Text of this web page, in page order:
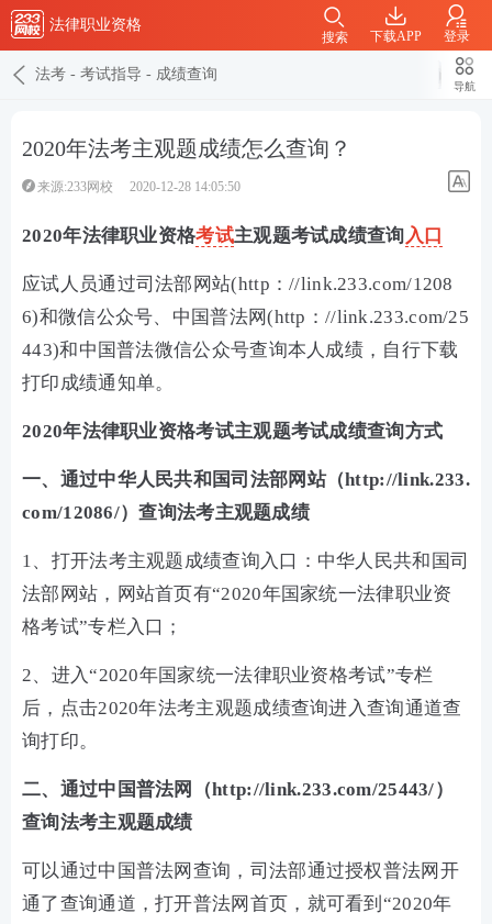
法律职业资格
下载APP 登录
搜索
法考 - 考试指导 - 成绩查询
导航
2020年法考主观题成绩怎么查询？
来源:233网校 2020-12-28 14:05:50
2020年法律职业资格考试主观题考试成绩查询入口
应试人员通过司法部网站(http：//link.233.com/1208
6)和微信公众号、中国普法网(http：//link.233.com/25
443)和中国普法微信公众号查询本人成绩，自行下载
打印成绩通知单。
2020年法律职业资格考试主观题考试成绩查询方式
一、通过中华人民共和国司法部网站（http://link.233.
com/12086/）查询法考主观题成绩
1、打开法考主观题成绩查询入口：中华人民共和国司
法部网站，网站首页有“2020年国家统一法律职业资
格考试”专栏入口；
2、进入“2020年国家统一法律职业资格考试”专栏
后，点击2020年法考主观题成绩查询进入查询通道查
询打印。
二、通过中国普法网（http://link.233.com/25443/）
查询法考主观题成绩
可以通过中国普法网查询，司法部通过授权普法网开
通了查询通道，打开普法网首页，就可看到“2020年